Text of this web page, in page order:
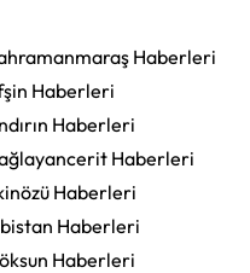
Haberleri
Haberleri
Haberleri
Haberleri
Haberleri
Haberleri
Haberleri